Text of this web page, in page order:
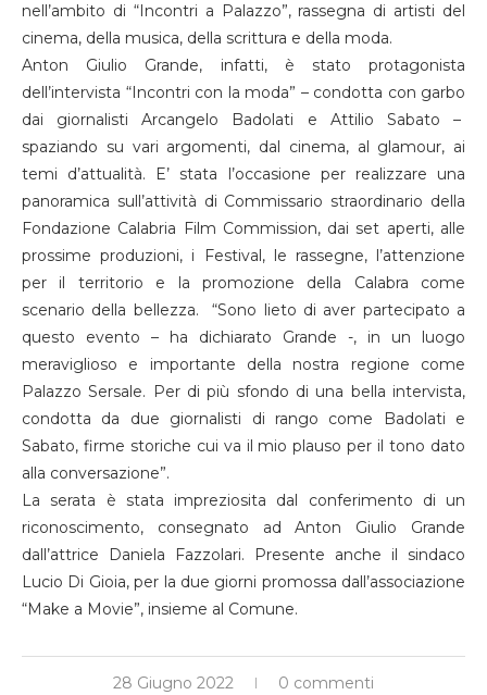
nell’ambito di “Incontri a Palazzo”, rassegna di artisti del
cinema, della musica, della scrittura e della moda.
Anton Giulio Grande, infatti, è stato protagonista
dell’intervista “Incontri con la moda” – condotta con garbo
dai giornalisti Arcangelo Badolati e Attilio Sabato –
spaziando su vari argomenti, dal cinema, al glamour, ai
temi d’attualità. E’ stata l’occasione per realizzare una
panoramica sull’attività di Commissario straordinario della
Fondazione Calabria Film Commission, dai set aperti, alle
prossime produzioni, i Festival, le rassegne, l’attenzione
per il territorio e la promozione della Calabra come
scenario della bellezza. “Sono lieto di aver partecipato a
questo evento – ha dichiarato Grande -, in un luogo
meraviglioso e importante della nostra regione come
Palazzo Sersale. Per di più sfondo di una bella intervista,
condotta da due giornalisti di rango come Badolati e
Sabato, firme storiche cui va il mio plauso per il tono dato
alla conversazione”.
La serata è stata impreziosita dal conferimento di un
riconoscimento, consegnato ad Anton Giulio Grande
dall’attrice Daniela Fazzolari. Presente anche il sindaco
Lucio Di Gioia, per la due giorni promossa dall’associazione
“Make a Movie”, insieme al Comune.
28 Giugno 2022 0 commenti